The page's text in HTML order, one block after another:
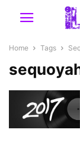
Home Tags